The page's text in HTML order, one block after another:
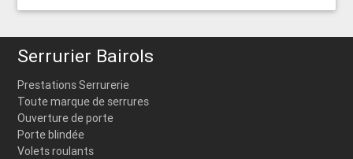
Serrurier Bairols
Prestations Serrurerie
Toute marque de serrures
Ouverture de porte
Porte blindée
Volets roulants